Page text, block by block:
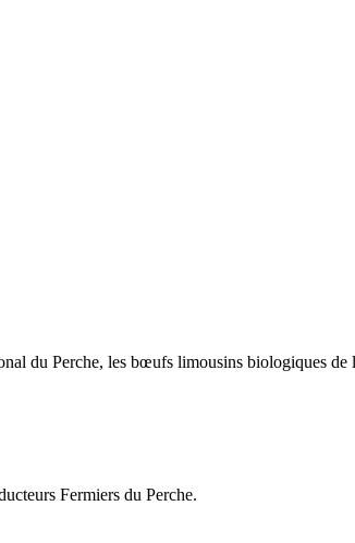
du Perche, les bœufs limousins biologiques
Fermiers du Perche.